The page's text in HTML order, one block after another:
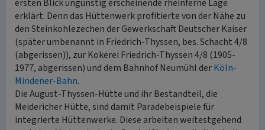
ersten Blick ungünstig erscheinende rheinferne Lage
erklärt. Denn das Hüttenwerk profitierte von der Nähe zu
den Steinkohlezechen der Gewerkschaft Deutscher Kaiser
(später umbenannt in Friedrich-Thyssen, bes. Schacht 4/8
(abgerissen)), zur Kokerei Friedrich-Thyssen 4/8 (1905-
1977, abgerissen) und dem Bahnhof Neumühl derKöln-
Mindener-Bahn.
Die August-Thyssen-Hütte und ihr Bestandteil, die
Meidericher Hütte, sind damit Paradebeispiele für
integrierte Hüttenwerke. Diese arbeiten weitestgehend